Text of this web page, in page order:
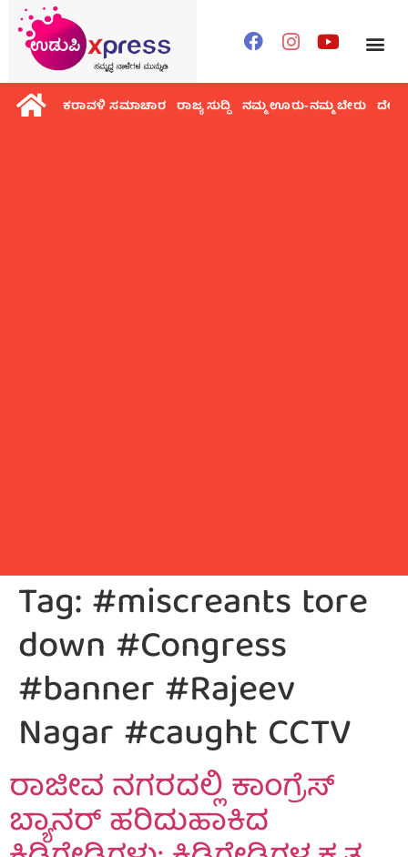
ಕರಾವಳಿ ಸಮಾಚಾರ ರಾಜ್ಯ ಸುದ್ದಿ ನಮ್ಮ ಊರು-ನಮ್ಮ ಬೇರು ದೇಶ
Tag:#miscreants tore
down #Congress
#banner #Rajeev
Nagar #caught CCTV
ರಾಜೀವ ನಗರದಲ್ಲಿ ಕಾಂಗ್ರೆಸ್
ಬ್ಯಾನರ್ ಹರಿದುಹಾಕಿದ